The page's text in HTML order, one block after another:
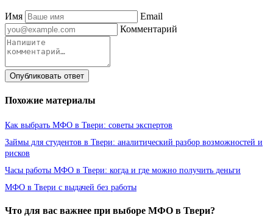
Имя
Email
Комментарий
Опубликовать ответ
Похожие материалы
Как выбрать МФО в Твери: советы экспертов
Займы для студентов в Твери: аналитический разбор возможностей и
рисков
Часы работы МФО в Твери: когда и где можно получить деньги
МФО в Твери с выдачей без работы
Что для вас важнее при выборе МФО в Твери?